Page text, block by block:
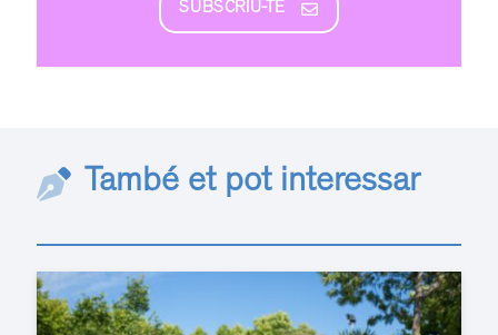
SUBSCRIU-TE
També et pot interessar